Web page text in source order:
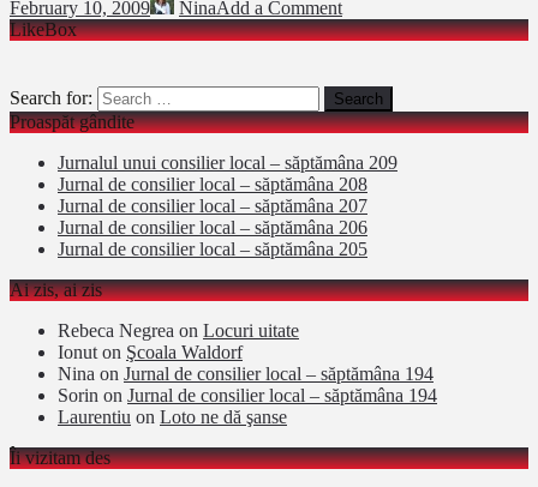
February 10, 2009 NinaAdd a Comment
LikeBox
Search for:
Proaspăt gândite
Jurnalul unui consilier local – săptămâna 209
Jurnal de consilier local – săptămâna 208
Jurnal de consilier local – săptămâna 207
Jurnal de consilier local – săptămâna 206
Jurnal de consilier local – săptămâna 205
Ai zis, ai zis
Rebeca Negrea on Locuri uitate
Ionut on Şcoala Waldorf
Nina on Jurnal de consilier local – săptămâna 194
Sorin on Jurnal de consilier local – săptămâna 194
Laurentiu on Loto ne dă şanse
Îi vizitam des